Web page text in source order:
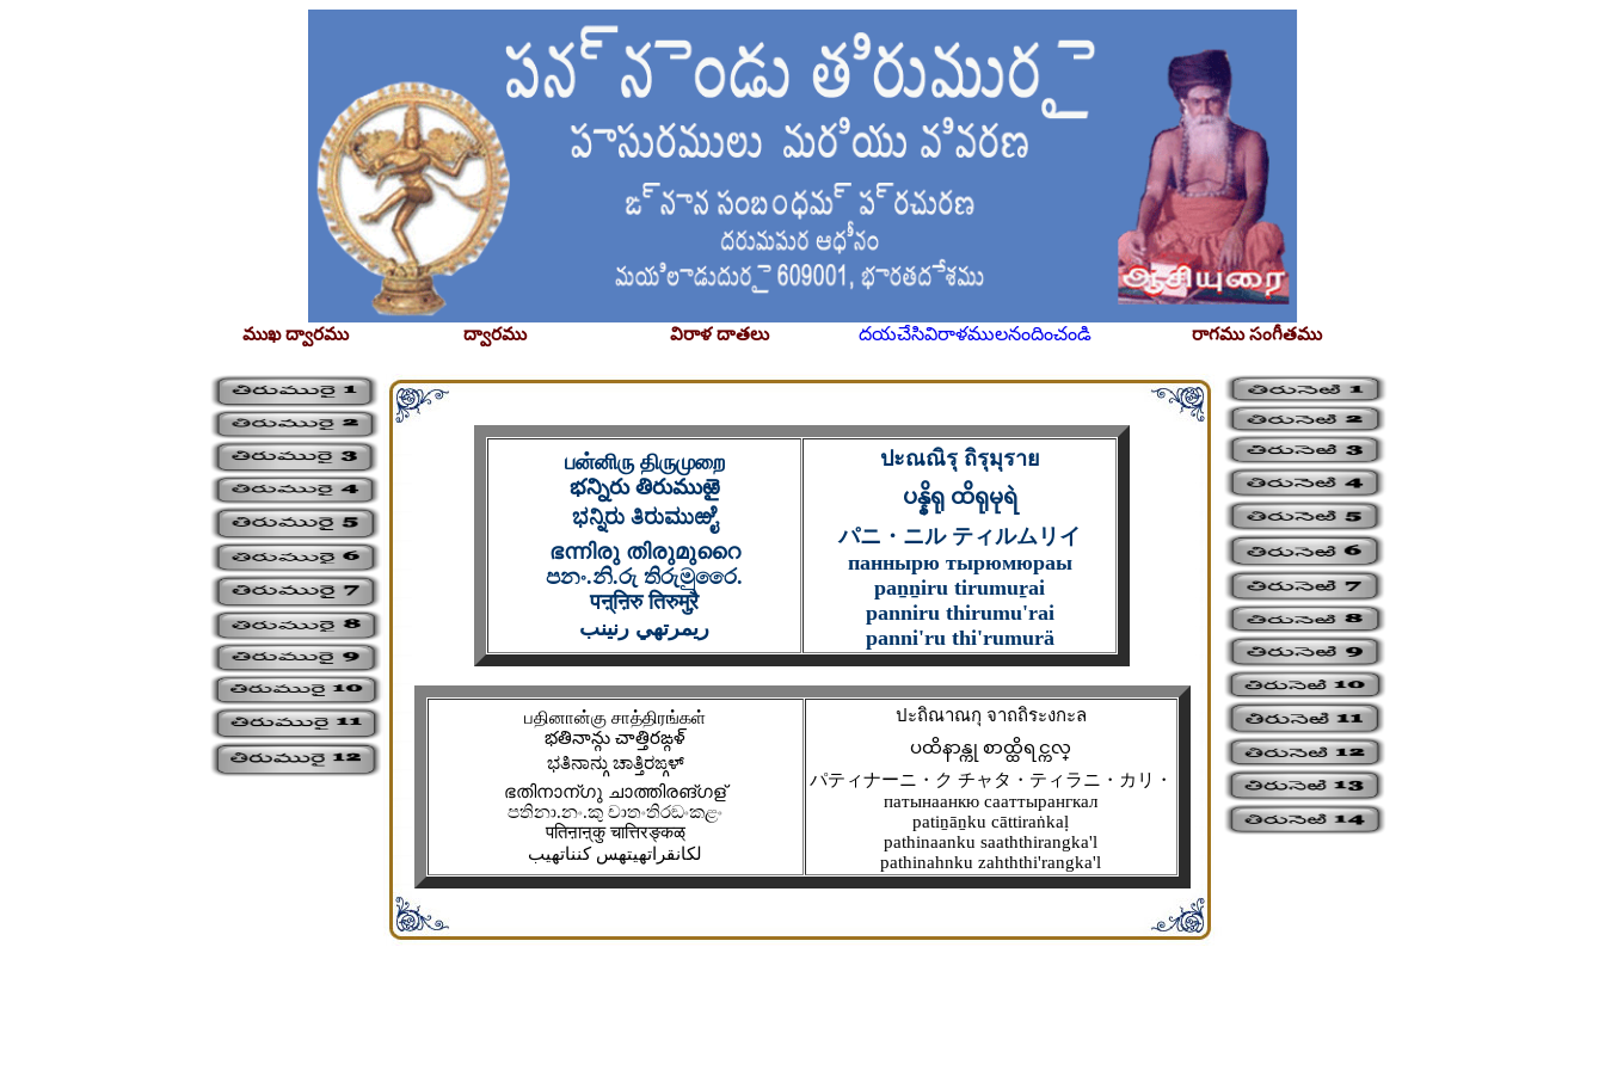
ముఖ ద్వారము ద్వారము విరాళ దాతలు దయచేసివిరాళములనందించండి రాగము సంగీతము
பன்னிரு திருமுறை
భన్నిరు తిరుముఱై
ಭನ್ನಿರು ತಿರುಮುಱೈ
ഭന്നിരു തിരുമുറൈ
පනං.නි.රු තිරුමුරෛ.
पऩ्ऩिरु तिरुमुऱै
ريمرتهي رنينب
ปะณณิรุ ถิรุมุราย
ပန္နိရု ထိရုမုရဲ
パニ・ニル ティルムリイ
пaннырю тырюмюрaы
paṉṉiru tirumuṟai
panniru thirumu'rai
panni'ru thi'rumurä
பதினான்கு சாத்திரங்கள்
భతినాన్గు చాత్తిరఙ్గళ్
ಭತಿನಾನ್ಗು ಚಾತ್ತಿರಙ್ಗಳ್
ഭതിനാന്ഗു ചാത്തിരങ്ഗള്
පතිනා.නං.කු චාතංතිරඞංකළං
पतिऩाऩ्कु चात्तिरङ्कळ्
لكانقراتهيتهس كنناتهيب
ปะถิณาณกุ จาถถิระงกะล
ပထိနာန္ကု စာထ္ထိရင္ကလ္
パティナーニ・ク チャタ・ティラニ・カリ・
пaтынаанкю сaaттырaнгкал
patiṉāṉku cāttiraṅkaḷ
pathinaanku saaththirangka'l
pathinahnku zahththi'rangka'l